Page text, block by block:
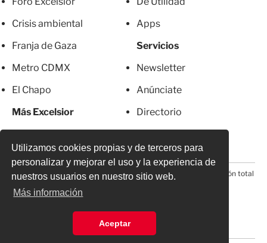
Utilizamos cookies propias y de terceros para
personalizar y mejorar el uso y la experiencia de
nuestros usuarios en nuestro sitio web.
Más información
Aceptar
Crisis ambiental
Franja de Gaza
Metro CDMX
El Chapo
Más Excelsior
Apps
Servicios
Newsletter
Anúnciate
Directorio
© 2026 Todos los derechos reservados. Prohibida la reproducción total
o parcial, incluyendo cualquier medio electrónico*